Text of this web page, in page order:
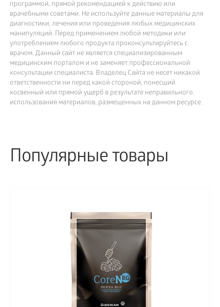
программой, прямой рекомендацией к действию или
врачебными советами. Не используйте данные материалы для
диагностики, лечения или проведения любых медицинских
манипуляций. Перед применением любой методики или
употреблением любого продукта проконсультируйтесь с
врачом. Данный сайт не является специализированным
медицинским порталом и не заменяет профессиональной
консультации специалиста. Владелец Сайта не несет никакой
ответственности ни перед какой стороной, понесший
косвенный или прямой ущерб в результате неправильного
использования материалов, размещенных на данном ресурсе.
Популярные товары